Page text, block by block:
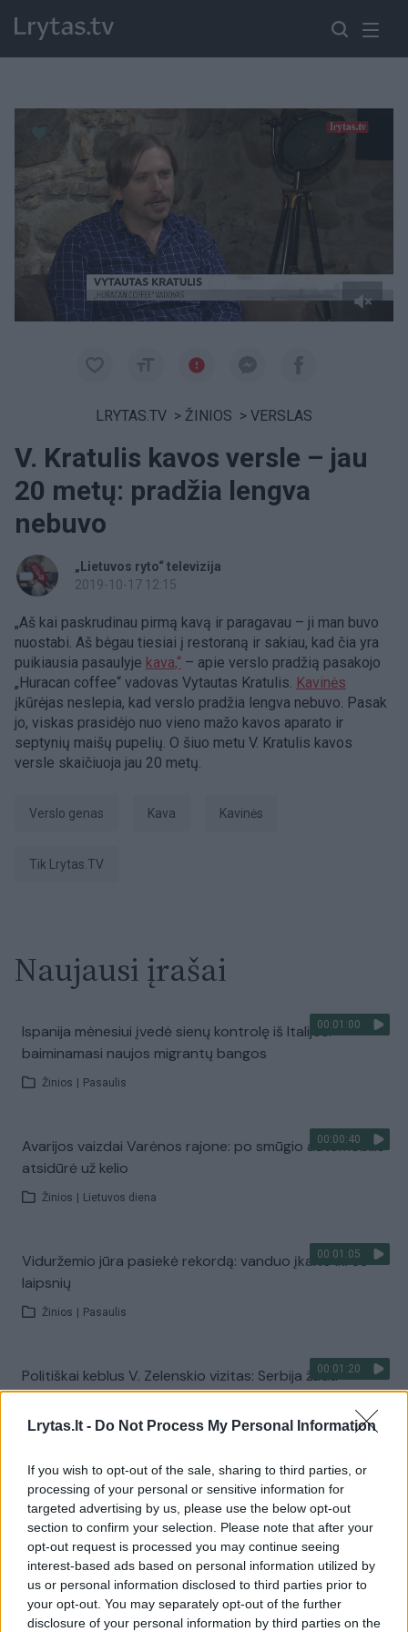
Lrytas.lt - Do Not Process My Personal Information
If you wish to opt-out of the sale, sharing to third parties, or
processing of your personal or sensitive information for
targeted advertising by us, please use the below opt-out
section to confirm your selection. Please note that after your
opt-out request is processed you may continue seeing
interest-based ads based on personal information utilized by
us or personal information disclosed to third parties prior to
your opt-out. You may separately opt-out of the further
disclosure of your personal information by third parties on the
LRYTAS.TV > ŽINIOS > VERSLAS
V. Kratulis kavos versle – jau
20 metų: pradžia lengva
nebuvo
„Lietuvos ryto“ televizija
2019-10-17 12:15
„Aš kai paskrudinau pirmą kavą ir paragavau – ji man buvo
nuostabi. Aš bėgau tiesiai į restoraną ir sakiau, kad čia yra
puikiausia pasaulyje kava,“ – apie verslo pradžią pasakojo
„Huracan coffee“ vadovas Vytautas Kratulis. Kavinės
įkūrėjas neslepia, kad verslo pradžia lengva nebuvo. Pasak
jo, viskas prasidėjo nuo vieno mažo kavos aparato ir
septynių maišų pupelių. O šiuo metu V. Kratulis kavos
versle skaičiuoja jau 20 metų.
verslo genas Kava kavinės
tik Lrytas.TV
Naujausi įrašai
00:01:00
Ispanija mėnesiui įvedė sienų kontrolę iš Italijos:
baiminamasi naujos migrantų bangos
Žinios Pasaulis
00:00:40
Avarijos vaizdai Varėnos rajone: po smūgio automobilis
atsidūrė už kelio
Žinios Lietuvos diena
00:01:05
Viduržemio jūra pasiekė rekordą: vanduo įkaito iki 33
laipsnių
Žinios Pasaulis
00:01:20
Politiškai keblus V. Zelenskio vizitas: Serbija žada
stiprinti ryšius su Ukraina
Žinios | Pasaulis
Visi įrašai
Žiūrimiausi įrašai